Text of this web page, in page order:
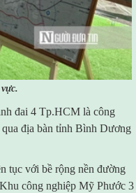
đai 4 Tp.HCM là công
địa bàn tỉnh Bình Dương
tục với bề rộng nền đường
công nghiệp Mỹ Phước 3